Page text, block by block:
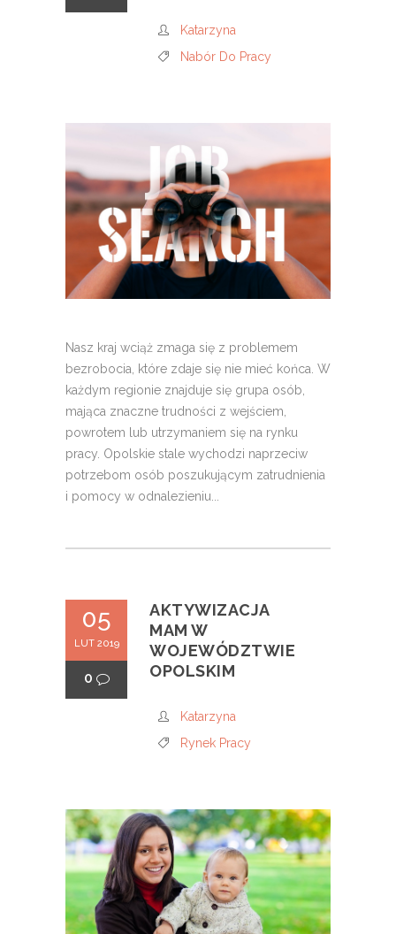
Katarzyna
Nabór Do Pracy
Nasz kraj wciąż zmaga się z problemem
bezrobocia, które zdaje się nie mieć końca. W
każdym regionie znajduje się grupa osób,
mająca znaczne trudności z wejściem,
powrotem lub utrzymaniem się na rynku
pracy. Opolskie stale wychodzi naprzeciw
potrzebom osób poszukującym zatrudnienia
i pomocy w odnalezieniu...
05
LUT 2019
0
AKTYWIZACJA
MAM W
WOJEWÓDZTWIE
OPOLSKIM
Katarzyna
Rynek Pracy